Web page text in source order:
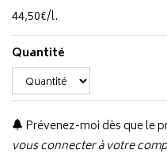
44,50€/l.
Quantité
Prévenez-moi dès que le
vous connecter à votre